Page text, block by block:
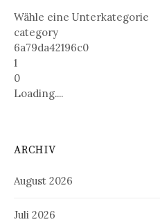
Wähle eine Unterkategorie
category
6a79da42196c0
1
0
Loading....
ARCHIV
August 2026
Juli 2026